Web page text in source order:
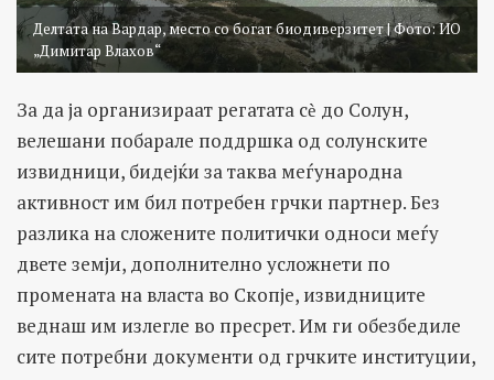
Делтата на Вардар, место со богат биодиверзитет | Фото: ИО
„Димитар Влахов“
За да ја организираат регатата сѐ до Солун,
велешани побарале поддршка од солунските
извидници, бидејќи за таква меѓународна
активност им бил потребен грчки партнер. Без
разлика на сложените политички односи меѓу
двете земји, дополнително усложнети по
промената на власта во Скопје, извидниците
веднаш им излегле во пресрет. Им ги обезбедиле
сите потребни документи од грчките институции,